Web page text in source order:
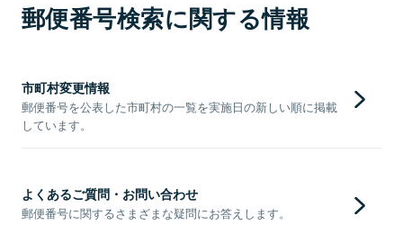
郵便番号検索に関する情報
市町村変更情報
郵便番号を公表した市町村の一覧を実施日の新しい順に掲載
しています。
よくあるご質問・お問い合わせ
郵便番号に関するさまざまな疑問にお答えします。